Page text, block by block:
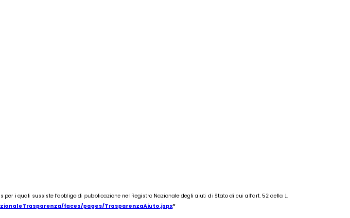
i quali sussiste l’obbligo di pubblicazione nel Registro Nazionale degli aiuti di Stato di cui all’art. 52 della L.
faces/pages/TrasparenzaAiuto.jspx”